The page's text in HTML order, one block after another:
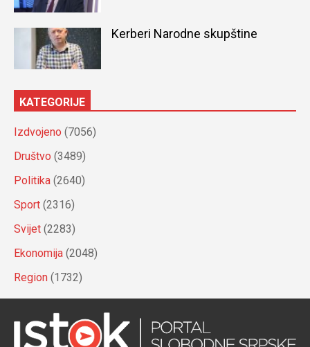
Kerberi Narodne skupštine
KATEGORIJE
Izdvojeno (7056)
Društvo (3489)
Politika (2640)
Sport (2316)
Svijet (2283)
Ekonomija (2048)
Region (1732)